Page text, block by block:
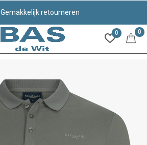
0 0
Gemakkelijk retourneren